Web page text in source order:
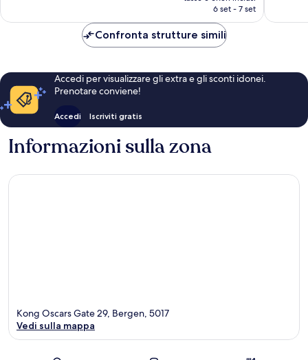
attuale
116 €
6 set - 7 set
Confronta strutture simili
Accedi per visualizzare gli extra e gli sconti idonei.
Prenotare conviene!
Accedi Iscriviti gratis
Informazioni sulla zona
Kong Oscars Gate 29, Bergen, 5017
Vedi sulla mappa